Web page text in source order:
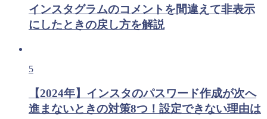
インスタグラムのコメントを間違えて非表示
にしたときの戻し方を解説
5
【2024年】インスタのパスワード作成が次へ
進まないときの対策8つ！設定できない理由は